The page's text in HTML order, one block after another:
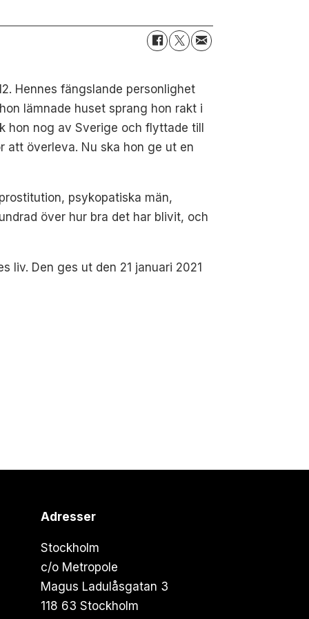
Hennes fängslande personlighet
lämnade huset sprang hon rakt i
hon nog av Sverige och flyttade till
att överleva. Nu ska hon ge ut en
psykopatiska män,
över hur bra det har blivit, och
liv. Den ges ut den 21 januari 2021
Adresser
Stockholm
c/o Metropole
Magus Ladulåsgatan 3
118 63 Stockholm